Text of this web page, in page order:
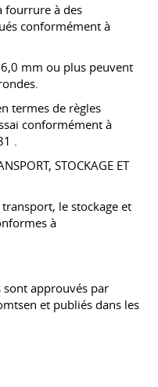
fourrure à des
conformément à
mm ou plus peuvent
termes de règles
conformément à
STOCKAGE ET
le stockage et
à
sont approuvés par
et publiés dans les